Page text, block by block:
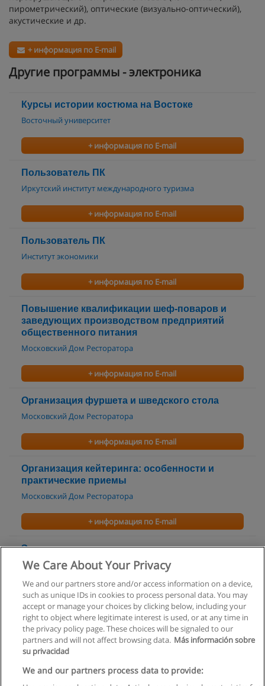
пирометрический), оптические (визуально-оптический),
акустические и др.
+ информация по E-mail
Другие программы - электроника
Курсы истории костюма на Востоке
Восточный университет
+ информация по E-mail
Пользователь ПК
Иркутский институт международного туризма
+ информация по E-mail
Пользователь ПК
Институт экономики
+ информация по E-mail
Повышение квалификации шеф-поваров и
заведующих производством предприятий
общественного питания
Московский Дом Ресторатора
+ информация по E-mail
Организация фуршета и шведского стола
Московский Дом Ресторатора
+ информация по E-mail
Организация кейтеринга: особенности и
практические приемы
Московский Дом Ресторатора
+ информация по E-mail
Экономика
Сибирский институт бизнеса и информационных
+ информация по E-mail
Правила пользования
We Care About Your Privacy
We and our partners store and/or access information on a device,
such as unique IDs in cookies to process personal data. You may
accept or manage your choices by clicking below, including your
right to object where legitimate interest is used, or at any time in
the privacy policy page. These choices will be signaled to our
partners and will not affect browsing data. Más información sobre
su privacidad
We and our partners process data to provide: